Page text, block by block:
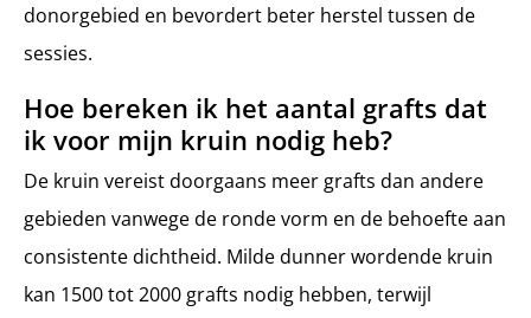
donorgebied en bevordert beter herstel tussen de
sessies.
Hoe bereken ik het aantal grafts dat
ik voor mijn kruin nodig heb?
De kruin vereist doorgaans meer grafts dan andere
gebieden vanwege de ronde vorm en de behoefte aan
consistente dichtheid. Milde dunner wordende kruin
kan 1500 tot 2000 grafts nodig hebben, terwijl